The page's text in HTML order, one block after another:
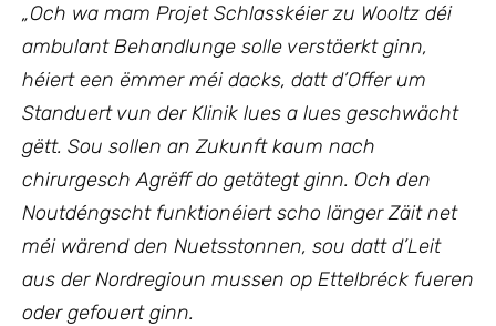
„Och wa mam Projet Schlasskéier zu Wooltz déi
ambulant Behandlunge solle verstäerkt ginn,
héiert een ëmmer méi dacks, datt d’Offer um
Standuert vun der Klinik lues a lues geschwächt
gëtt. Sou sollen an Zukunft kaum nach
chirurgesch Agrëff do getätegt ginn. Och den
Noutdéngscht funktionéiert scho länger Zäit net
méi wärend den Nuetsstonnen, sou datt d’Leit
aus der Nordregioun mussen op Ettelbréck fueren
oder gefouert ginn.